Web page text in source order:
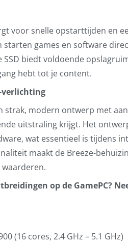
voor snelle opstarttijden en
starten games en software
biedt voldoende
hebt tot je content.
verlichting
strak, modern ontwerp met
uitstraling krijgt. Het
wat essentieel is tijdens
maakt de Breeze-
op de GamePC?
(16 cores, 2.4 GHz – 5.1 GHz)